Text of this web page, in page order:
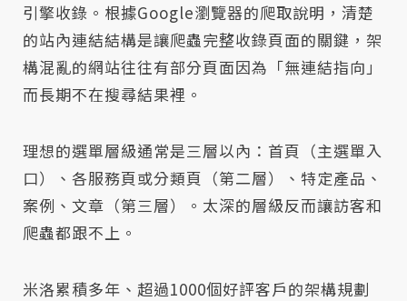
引擎收錄。根據Google瀏覽器的爬取說明，清楚
的站內連結結構是讓爬蟲完整收錄頁面的關鍵，架
構混亂的網站往往有部分頁面因為「無連結指向」
而長期不在搜尋結果裡。
理想的選單層級通常是三層以內：首頁（主選單入
口）、各服務頁或分類頁（第二層）、特定產品、
案例、文章（第三層）。太深的層級反而讓訪客和
爬蟲都跟不上。
米洛累積多年、超過1000個好評客戶的架構規劃